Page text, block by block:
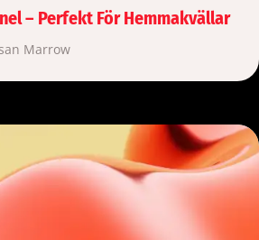
– Perfekt För Hemmakvällar
Marrow